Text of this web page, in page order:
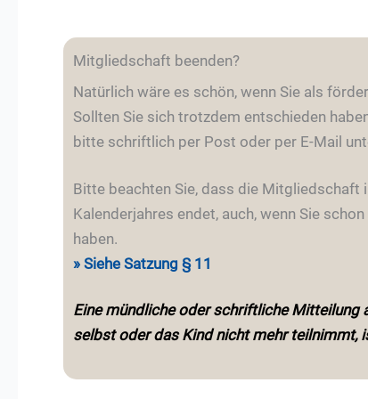
Mitgliedschaft beenden?
Natürlich wäre es schön, wenn Sie als
Sollten Sie sich trotzdem entschieden
bitte schriftlich per Post oder per E-Mail
Bitte beachten Sie, dass die Mitgliedschaft
Kalenderjahres endet, auch, wenn Sie
haben.
» Siehe Satzung § 11
Eine mündliche oder schriftliche Mitteilung
selbst oder das Kind nicht mehr teilnimmt,